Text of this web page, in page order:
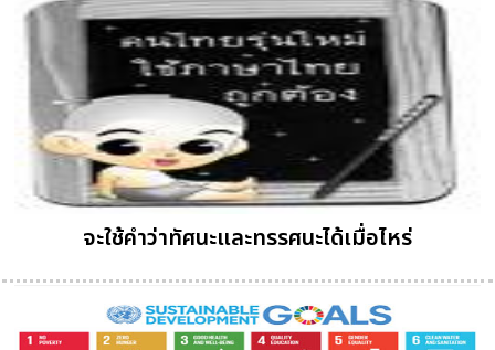
จะใช้คำว่าทัศนะและทรรศนะได้เมื่อไหร่